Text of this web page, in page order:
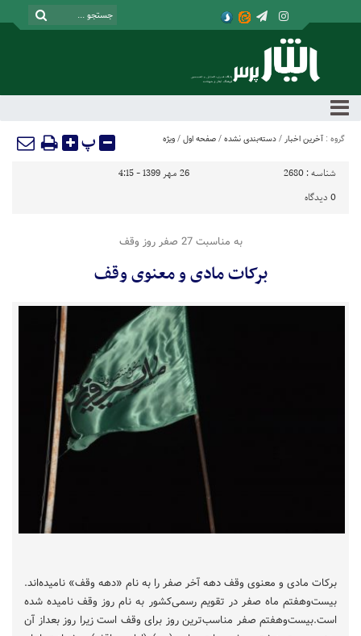
گروه : آخرین اخبار / دسته‌بندی نشده / صفحه اول / ویژه پ
شناسه : 2680
26 مهر 1399 - 4:15
0 دیدگاه
به مناسبت 27 صفر روز وقف
برکات مادی و معنوی وقف
برکات مادی و معنوی وقف دهه آخر صفر را به نام «دهه وقف» نامیده‌اند.
بیست‌وهفتم ماه صفر در تقویم رسمی‌کشور به نام روز وقف نامیده شده
است.بیست‌وهفتم صفر مناسب‌ترین روز برای وقف است زیرا روز بعداز آن